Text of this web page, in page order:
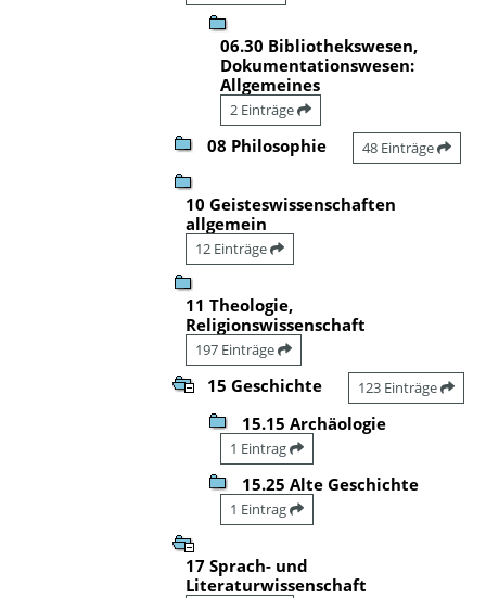
06.30 Bibliothekswesen,
Dokumentationswesen:
Allgemeines
2 Einträge
08 Philosophie 48 Einträge
10 Geisteswissenschaften
allgemein
12 Einträge
11 Theologie,
Religionswissenschaft
197 Einträge
15 Geschichte 123 Einträge
15.15 Archäologie
1 Eintrag
15.25 Alte Geschichte
1 Eintrag
17 Sprach- und
Literaturwissenschaft